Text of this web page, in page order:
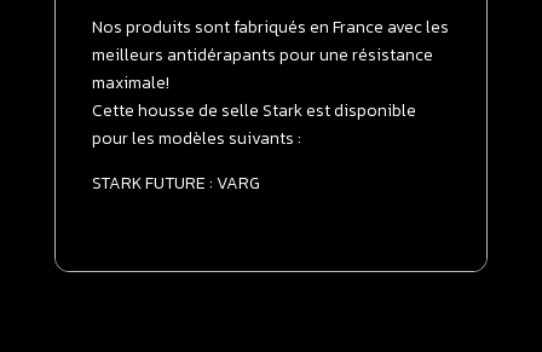
Nos produits sont fabriqués en France avec les
meilleurs antidérapants pour une résistance
maximale!
Cette housse de selle Stark est disponible
pour les modèles suivants :
STARK FUTURE : VARG